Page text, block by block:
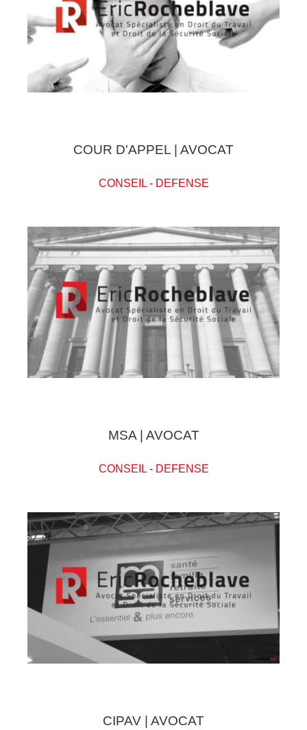
COUR D'APPEL | AVOCAT
CONSEIL- DEFENSE
MSA | AVOCAT
CONSEIL- DEFENSE
CIPAV | AVOCAT